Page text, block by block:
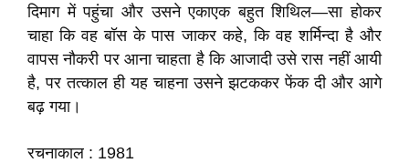
दिमाग में पहुंचा और उसने एकाएक बहुत शिथिल—सा होकर
चाहा कि वह बॉस के पास जाकर कहे, कि वह शर्मिन्दा है और
वापस नौकरी पर आना चाहता है कि आजादी उसे रास नहीं आयी
है, पर तत्काल ही यह चाहना उसने झटककर फेंक दी और आगे
बढ़ गया।
रचनाकाल : 1981